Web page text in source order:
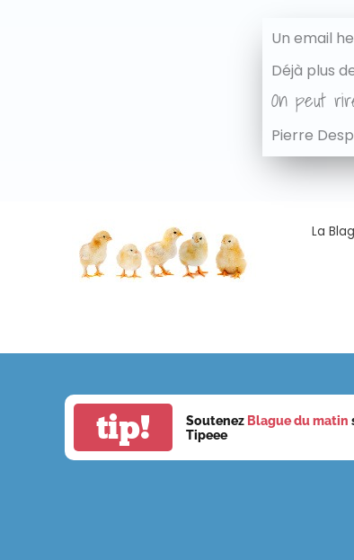
Un email
Déjà plus
On peut
Pierre
La
tip! Soutenez Blague du matin
Tipeee